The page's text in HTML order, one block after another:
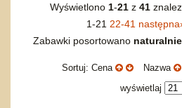
Wyświetlono 1-21z 41
1-21 22-41 następna
Zabawki posortowano naturalnie
Sortuj: Cena Nazwa
wyświetlaj